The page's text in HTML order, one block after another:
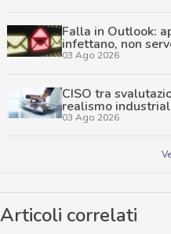
Falla in Outlook:
infettano, non
03 Ago 2026
CISO tra
realismo
03 Ago 2026
Articoli correlati